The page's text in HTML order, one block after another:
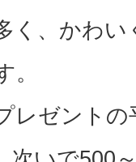
く、かわ
。
レゼント